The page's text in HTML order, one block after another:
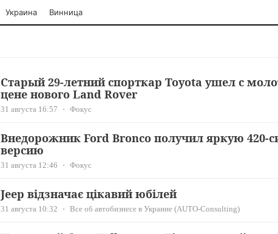
Украина Винница
Старый 29-летний спорткар Toyota ушел с
цене нового Land Rover
31 августа 16:57 Фокус
Внедорожник Ford Bronco получил яркую 420-
версию
31 августа 12:46 Фокус
Jeep відзначає цікавий юбілей
31 августа 10:32 Все об автобизнесе в Украине (AUTO-Consulting)